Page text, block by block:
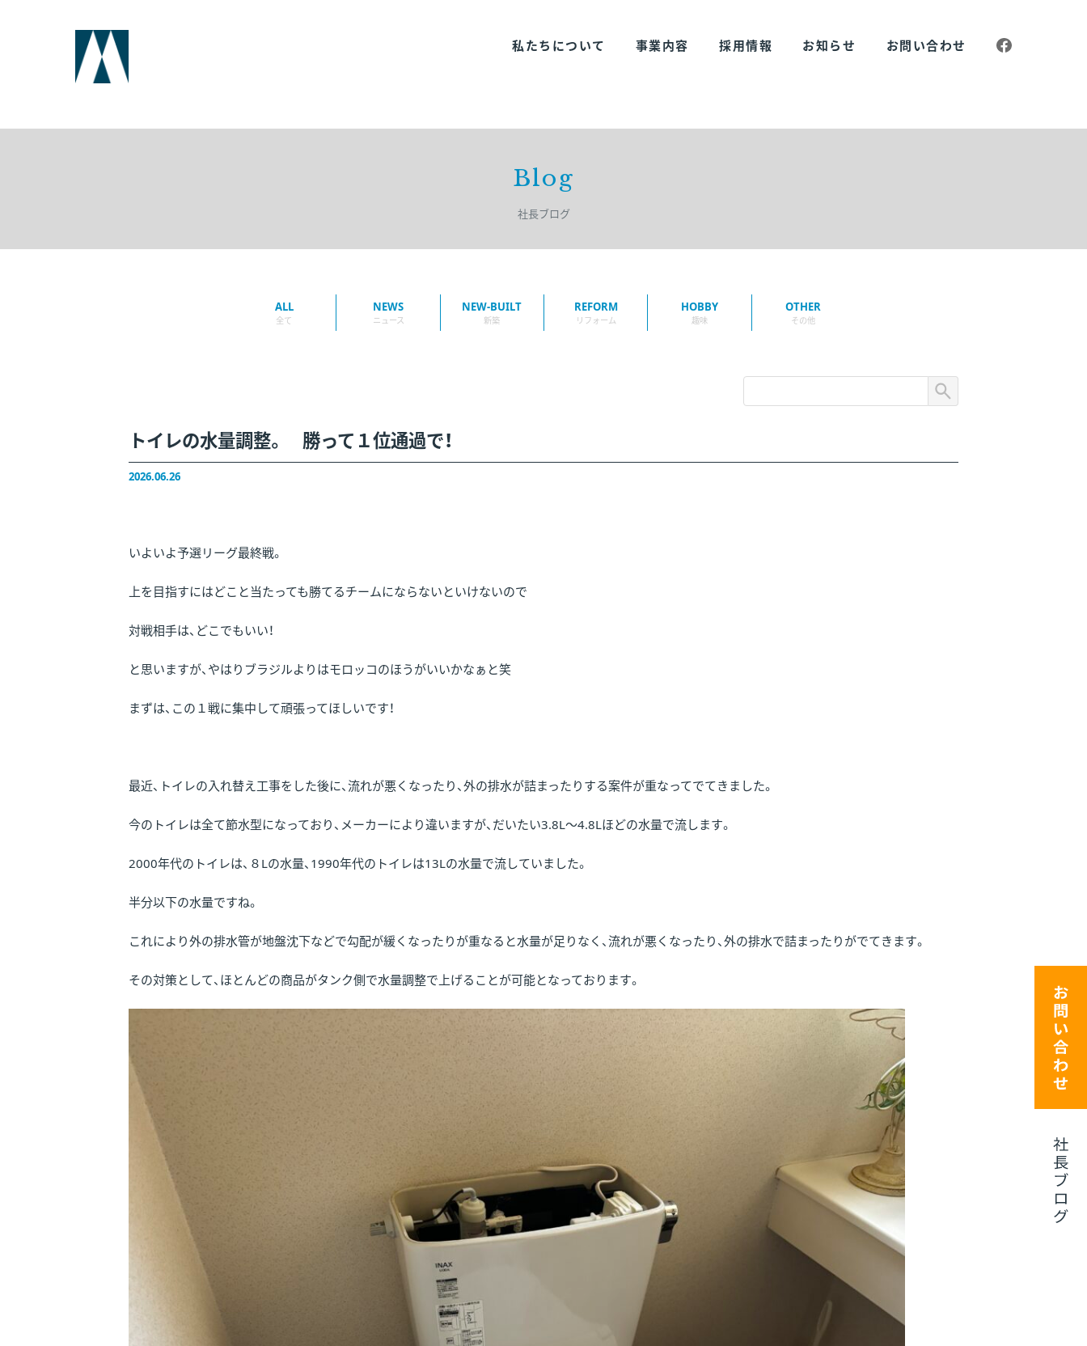
私たちについて 事業内容 採用情報 お知らせ お問い合わせ
Blog
社長ブログ
ALL
全て
NEWS
ニュース
NEW-BUILT
新築
REFORM
リフォーム
HOBBY
趣味
OTHER
その他
トイレの水量調整。 勝って１位通過で！
2026.06.26
いよいよ予選リーグ最終戦。
上を目指すにはどこと当たっても勝てるチームにならないといけないので
対戦相手は、どこでもいい！
と思いますが、やはりブラジルよりはモロッコのほうがいいかなぁと笑
まずは、この１戦に集中して頑張ってほしいです！
最近、トイレの入れ替え工事をした後に、流れが悪くなったり、外の排水が詰まったりする案件が重なってでてきました。
今のトイレは全て節水型になっており、メーカーにより違いますが、だいたい3.8L〜4.8Lほどの水量で流します。
2000年代のトイレは、８Lの水量、1990年代のトイレは13Lの水量で流していました。
半分以下の水量ですね。
これにより外の排水管が地盤沈下などで勾配が緩くなったりが重なると水量が足りなく、流れが悪くなったり、外の排水で詰まったりがでてきます。
その対策として、ほとんどの商品がタンク側で水量調整で上げることが可能となっております。